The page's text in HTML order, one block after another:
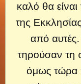
καλό θα
της
από
τηρούσαν τη
όμως τώρα